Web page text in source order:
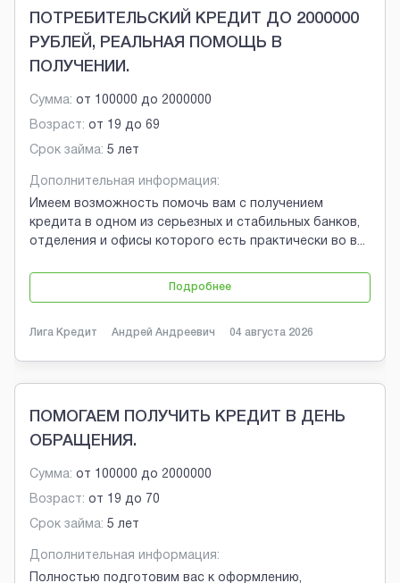
ПОТРЕБИТЕЛЬСКИЙ КРЕДИТ ДО 2000000
РУБЛЕЙ, РЕАЛЬНАЯ ПОМОЩЬ В
ПОЛУЧЕНИИ.
Сумма: от 100000 до 2000000
Возраст: от 19 до 69
Срок займа: 5 лет
Дополнительная информация:
Имеем возможность помочь вам с получением
кредита в одном из серьезных и стабильных банков,
отделения и офисы которого есть практически во в...
Подробнее
Лига Кредит Андрей Андреевич 04 августа 2026
ПОМОГАЕМ ПОЛУЧИТЬ КРЕДИТ В ДЕНЬ
ОБРАЩЕНИЯ.
Сумма: от 100000 до 2000000
Возраст: от 19 до 70
Срок займа: 5 лет
Дополнительная информация:
Полностью подготовим вас к оформлению,